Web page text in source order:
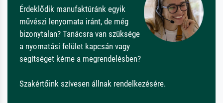
Érdeklődik manufaktúránk egyik
művészi lenyomata iránt, de még
bizonytalan? Tanácsra van szüksége
a nyomatási felület kapcsán vagy
segítséget kérne a megrendelésben?
Szakértőink szívesen állnak rendelkezésére.